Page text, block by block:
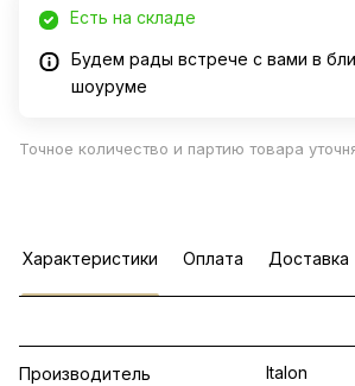
Есть на складе
Будем рады встрече с вами в
шоуруме
Точное количество и партию товара
Характеристики Оплата Доставка
Производитель Italon